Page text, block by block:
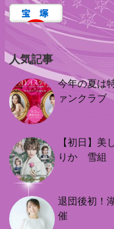
人気記事
今年の夏は
ァンクラブ
【初日】美
りか 雪組
退団後初！
催